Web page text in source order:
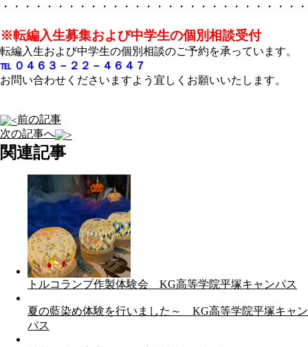
・・・・・・・・・・・・・・・・・・・・・・・・・・
※転編入生募集および中学生の個別相談受付
転編入生および中学生の個別相談のご予約を承っています。
℡ ０４６３－２２－４６４７
お問い合わせくださいますよう宜しくお願いいたします。
前の記事
次の記事へ
関連記事
トルコランプ作製体験会 KG高等学院平塚キャンパス
夏の藍染め体験を行いました～ KG高等学院平塚キャン
パス